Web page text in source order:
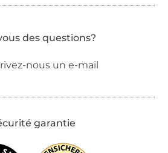
des questions?
nous un e-mail
garantie